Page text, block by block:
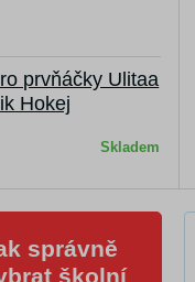
prvňáčky Ulitaa
Hokej
Skladem
správně
školní